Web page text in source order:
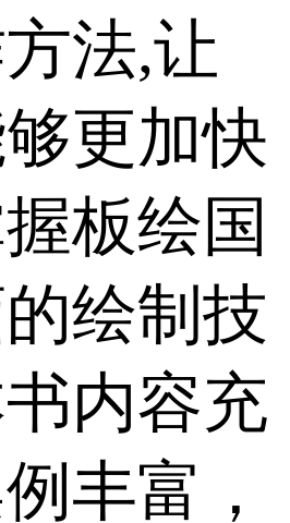
法,让
更加快
板绘国
绘制技
内容充
丰富，